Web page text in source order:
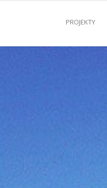
PROJEKTY